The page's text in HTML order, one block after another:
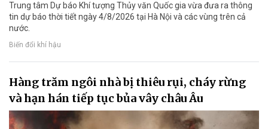
Trung tâm Dự báo Khí tượng Thủy văn Quốc gia vừa đưa ra thông
tin dự báo thời tiết ngày 4/8/2026 tại Hà Nội và các vùng trên cả
nước.
Biến đổi khí hậu
Hàng trăm ngôi nhà bị thiêu rụi, cháy rừng
và hạn hán tiếp tục bủa vây châu Âu